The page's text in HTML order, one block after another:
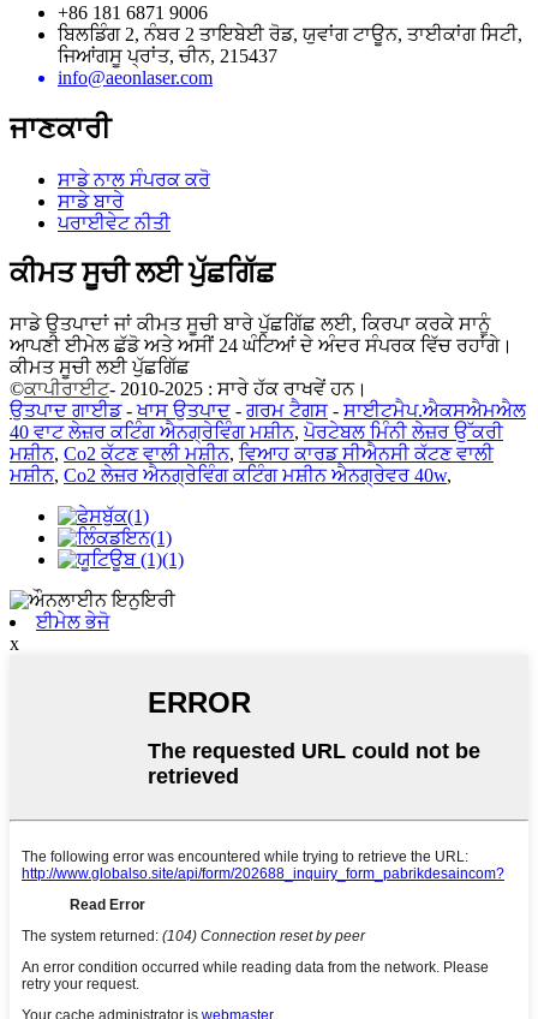
+86 181 6871 9006
ਬਿਲਡਿੰਗ 2, ਨੰਬਰ 2 ਤਾਇਬੇਈ ਰੋਡ, ਯੁਵਾਂਗ ਟਾਊਨ, ਤਾਈਕਾਂਗ ਸਿਟੀ,
ਜਿਆਂਗਸੂ ਪ੍ਰਾਂਤ, ਚੀਨ, 215437
info@aeonlaser.com
ਜਾਣਕਾਰੀ
ਸਾਡੇ ਨਾਲ ਸੰਪਰਕ ਕਰੋ
ਸਾਡੇ ਬਾਰੇ
ਪਰਾਈਵੇਟ ਨੀਤੀ
ਕੀਮਤ ਸੂਚੀ ਲਈ ਪੁੱਛਗਿੱਛ
ਸਾਡੇ ਉਤਪਾਦਾਂ ਜਾਂ ਕੀਮਤ ਸੂਚੀ ਬਾਰੇ ਪੁੱਛਗਿੱਛ ਲਈ, ਕਿਰਪਾ ਕਰਕੇ ਸਾਨੂੰ
ਆਪਣੀ ਈਮੇਲ ਛੱਡੋ ਅਤੇ ਅਸੀਂ 24 ਘੰਟਿਆਂ ਦੇ ਅੰਦਰ ਸੰਪਰਕ ਵਿੱਚ ਰਹਾਂਗੇ।
ਕੀਮਤ ਸੂਚੀ ਲਈ ਪੁੱਛਗਿੱਛ
©ਕਾਪੀਰਾਈਟ- 2010-2025 : ਸਾਰੇ ਹੱਕ ਰਾਖਵੇਂ ਹਨ।
ਉਤਪਾਦ ਗਾਈਡ-ਖਾਸ ਉਤਪਾਦ - ਗਰਮ ਟੈਗਸ - ਸਾਈਟਮੈਪ.ਐਕਸਐਮਐਲ
40 ਵਾਟ ਲੇਜ਼ਰ ਕਟਿੰਗ ਐਨਗ੍ਰੇਵਿੰਗ ਮਸ਼ੀਨ,ਪੋਰਟੇਬਲ ਮਿੰਨੀ ਲੇਜ਼ਰ ਉੱਕਰੀ
ਮਸ਼ੀਨ, Co2 ਕੱਟਣ ਵਾਲੀ ਮਸ਼ੀਨ, ਵਿਆਹ ਕਾਰਡ ਸੀਐਨਸੀ ਕੱਟਣ ਵਾਲੀ
ਮਸ਼ੀਨ, Co2 ਲੇਜ਼ਰ ਐਨਗ੍ਰੇਵਿੰਗ ਕਟਿੰਗ ਮਸ਼ੀਨ ਐਨਗ੍ਰੇਵਰ 40w,
ਈਮੇਲ ਭੇਜੋ
x